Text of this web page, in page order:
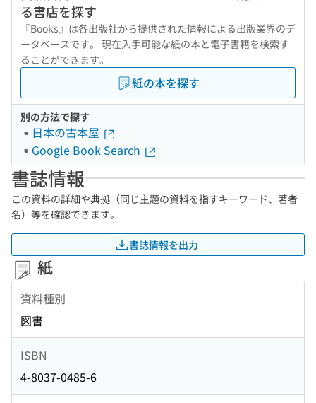
る書店を探す
『Books』は各出版社から提供された情報による出版業界のデ
ータベースです。 現在入手可能な紙の本と電子書籍を検索す
ることができます。
紙の本を探す
別の方法で探す
日本の古本屋
Google Book Search
書誌情報
この資料の詳細や典拠（同じ主題の資料を指すキーワード、著者
名）等を確認できます。
書誌情報を出力
紙
資料種別
図書
ISBN
4-8037-0485-6